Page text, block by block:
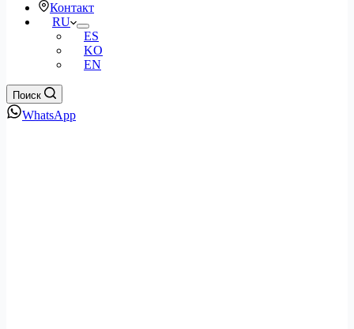
Контакт
RU
ES
KO
EN
Поиск
WhatsApp